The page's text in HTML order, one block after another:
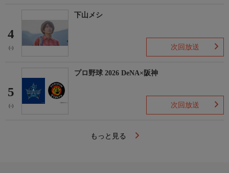
4
(-)
下山メシ
次回放送
5
(-)
プロ野球 2026 DeNA×阪神
次回放送
もっと見る